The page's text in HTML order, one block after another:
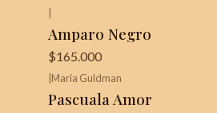
¡Última unidad!
Amparo Negro
$165.000
María Guldman
Pascuala Amor